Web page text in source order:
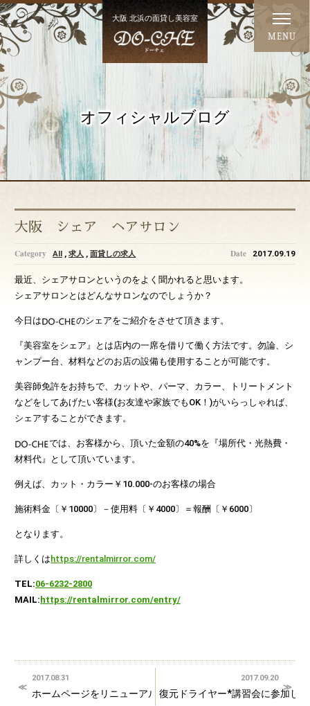
大阪 北浜の面貸し美容室
オフィシャルブログ
MENU
大阪 シェア ヘアサロン
2017.09.19
AII ,求人 ,面貸しの求人
最近、シェアサロンというのをよく聞かれると思います。
シェアサロンとはどんなサロンなのでしょうか？
今日は のシェアをご紹介をさせて頂きます。
『美容室をシェア』とは店内の一席を借りて働く方法です。勿論、シ
ャンプー台、材料などのお店の設備も使用することが可能です。
美容師免許をお持ちで、カットや、パーマ、カラー、トリートメント
などをしてあげたい客様(お友達や家族でもOK！)がいらっしゃれば、
シェアすることができます。
では、お客様から、頂いた金額の40%を『場所代・光熱費・
材料代』として頂いています。
例えば、カット・カラー￥10.000-のお客様の場合
施術料金〔￥10000〕－使用料〔￥4000〕＝報酬〔￥6000〕
となります。
詳しくは https://rentalmirror.com/
TEL:06-6232-2800
MAIL: https://rentalmirror.com/entry/
2017.08.31
ホームページをリニューアルしました。
2017.09.20
復元ドライヤー*講習会に参加し